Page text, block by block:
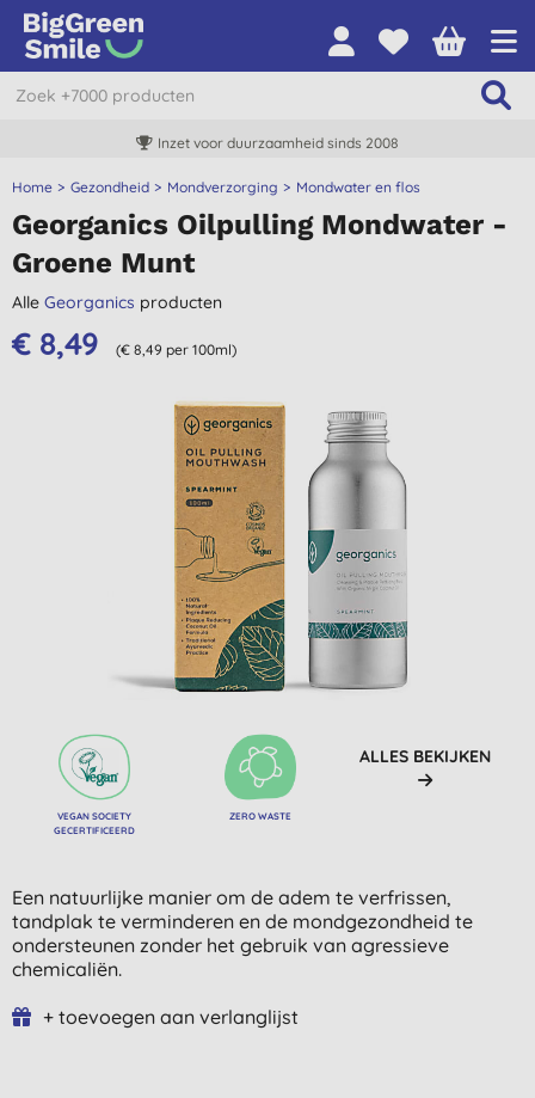
Inzet voor duurzaamheid sinds 2008
Home Gezondheid Mondverzorging Mondwater en flos
Georganics Oilpulling Mondwater -
Groene Munt
Alle Georganics producten
€ 8,49 (€ 8,49 per 100ml)
VEGAN SOCIETY
GECERTIFICEERD
ZERO WASTE
ALLES BEKIJKEN
Een natuurlijke manier om de adem te verfrissen,
tandplak te verminderen en de mondgezondheid te
ondersteunen zonder het gebruik van agressieve
chemicaliën.
+ toevoegen aan verlanglijst